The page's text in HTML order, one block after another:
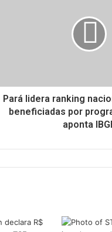
Pará lidera ranking
beneficiadas por
aponta